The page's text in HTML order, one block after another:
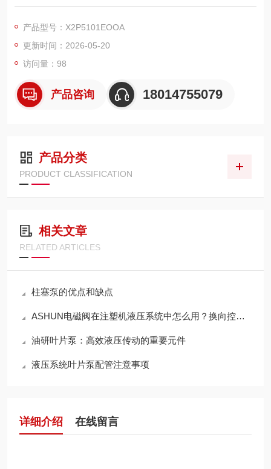
化、适配性强的外啮合齿轮泵，同时可提供多联组合式齿轮泵及
求，其产品安装尺寸、性能参数均符合行业通用标准，与市面同
规格主流产品具备良好的互换性。
产品型号：X2P5101EOOA
更新时间：2026-05-20
访问量：98
产品咨询 18014755079
产品分类
PRODUCT CLASSIFICATION
相关文章
RELATED ARTICLES
柱塞泵的优点和缺点
ASHUN电磁阀在注塑机液压系统中怎么用？换向控制与稳定运行方案梳理
油研叶片泵：高效液压传动的重要元件
液压系统叶片泵配管注意事项
详细介绍 在线留言